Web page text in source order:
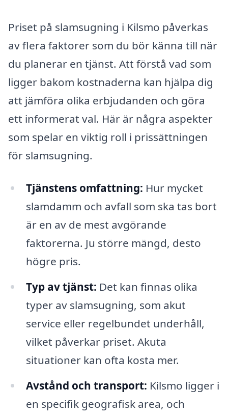
Priset på slamsugning i Kilsmo påverkas
av flera faktorer som du bör känna till när
du planerar en tjänst. Att förstå vad som
ligger bakom kostnaderna kan hjälpa dig
att jämföra olika erbjudanden och göra
ett informerat val. Här är några aspekter
som spelar en viktig roll i prissättningen
för slamsugning.
Tjänstens omfattning: Hur mycket
slamdamm och avfall som ska tas bort
är en av de mest avgörande
faktorerna. Ju större mängd, desto
högre pris.
Typ av tjänst: Det kan finnas olika
typer av slamsugning, som akut
service eller regelbundet underhåll,
vilket påverkar priset. Akuta
situationer kan ofta kosta mer.
Avstånd och transport: Kilsmo ligger i
en specifik geografisk area, och